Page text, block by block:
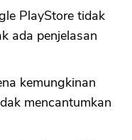
PlayStore tidak
ada penjelasan
kemungkinan
mencantumkan